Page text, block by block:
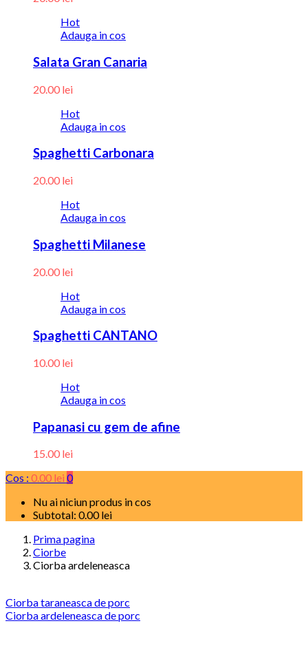
Hot
Adauga in cos
Salata Gran Canaria
20.00 lei
Hot
Adauga in cos
Spaghetti Carbonara
20.00 lei
Hot
Adauga in cos
Spaghetti Milanese
20.00 lei
Hot
Adauga in cos
Spaghetti CANTANO
10.00 lei
Hot
Adauga in cos
Papanasi cu gem de afine
15.00 lei
Cos : 0.00 lei 0
Nu ai niciun produs in cos
Subtotal: 0.00lei
Prima pagina
Ciorbe
Ciorba ardeleneasca
Ciorba taraneasca de porc
Ciorba ardeleneasca de porc